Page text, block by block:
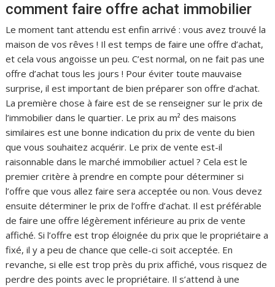
comment faire offre achat immobilier
Le moment tant attendu est enfin arrivé : vous avez trouvé la
maison de vos rêves ! Il est temps de faire une offre d’achat,
et cela vous angoisse un peu. C’est normal, on ne fait pas une
offre d’achat tous les jours ! Pour éviter toute mauvaise
surprise, il est important de bien préparer son offre d’achat.
La première chose à faire est de se renseigner sur le prix de
l’immobilier dans le quartier. Le prix au m² des maisons
similaires est une bonne indication du prix de vente du bien
que vous souhaitez acquérir. Le prix de vente est-il
raisonnable dans le marché immobilier actuel ? Cela est le
premier critère à prendre en compte pour déterminer si
l’offre que vous allez faire sera acceptée ou non. Vous devez
ensuite déterminer le prix de l’offre d’achat. Il est préférable
de faire une offre légèrement inférieure au prix de vente
affiché. Si l’offre est trop éloignée du prix que le propriétaire a
fixé, il y a peu de chance que celle-ci soit acceptée. En
revanche, si elle est trop près du prix affiché, vous risquez de
perdre des points avec le propriétaire. Il s’attend à une